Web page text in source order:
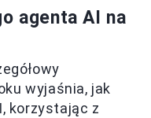
agenta AI na
wyjaśnia, jak
korzystając z